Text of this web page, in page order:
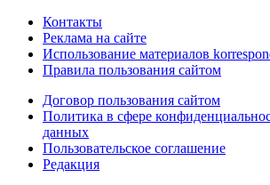
Контакты
Реклама на сайте
Использование материалов
Правила пользования сайтом
Договор пользования сайтом
Политика в сфере
данных
Пользовательское соглашение
Редакция